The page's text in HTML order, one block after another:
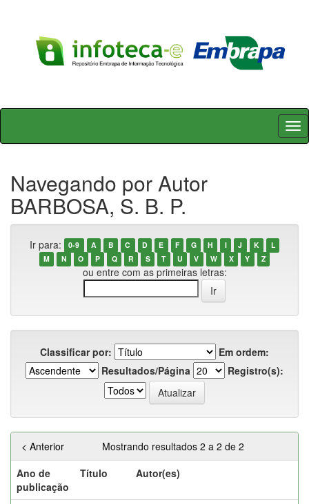
Skip
Navegando por Autor
BARBOSA, S. B. P.
Ir para: 0-9 A B C D E F G H I J K
L
M
N O P Q R S T U V W X Y Z
ou entre com as primeiras letras:
Classificar por:
Em ordem:
Resultados/Página
Registro(s):
Mostrando resultados 2 a 2 de 2
< Anterior
Ano de
publicação
Título Autor(es)